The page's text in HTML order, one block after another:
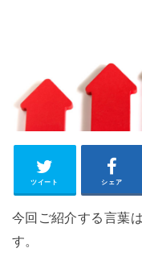
ツイート シェア
今回ご紹介する言葉
す。